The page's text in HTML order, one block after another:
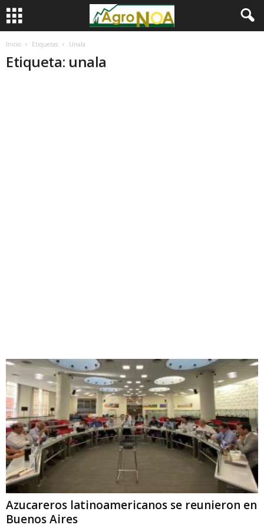
Inicio Etiquetas Unala
Etiqueta: unala
Azucareros latinoamericanos se reunieron en
Buenos Aires